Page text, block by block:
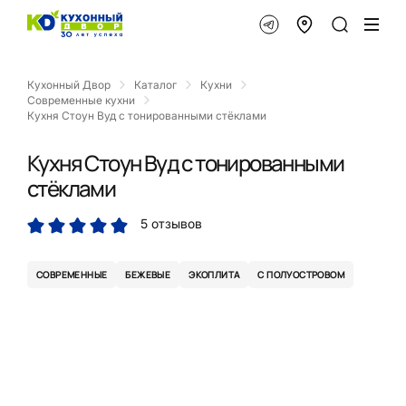
Кухонный Двор Каталог
Кухни
Современные кухни
Кухня Стоун Вуд с тонированными стёклами
Кухня Стоун Вуд с тонированными
стёклами
5 отзывов
СОВРЕМЕННЫЕ БЕЖЕВЫЕ ЭКОПЛИТА С ПОЛУОСТРОВОМ